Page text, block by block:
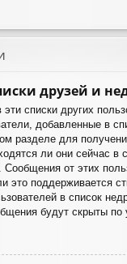
друзей и
списки других
добавленные в
разделе для
ли они сейчас в
от этих
это поддерживается
в список
будут скрыты по